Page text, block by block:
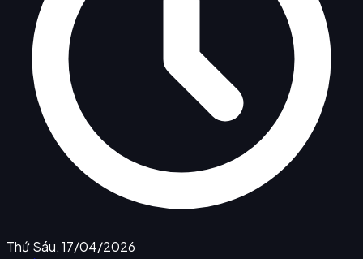
Thứ Sáu, 17/04/2026